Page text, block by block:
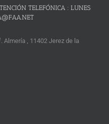
TELEFÓNICA : LUNES
Almería , 11402 Jerez de la